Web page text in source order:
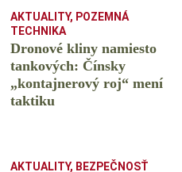
AKTUALITY, POZEMNÁ
TECHNIKA
Dronové kliny namiesto
tankových: Čínsky
️„kontajnerový roj“ mení
taktiku
AKTUALITY, BEZPEČNOSŤ